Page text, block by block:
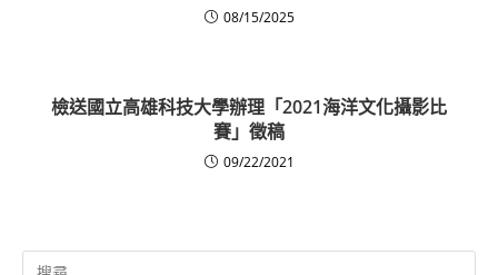
08/15/2025
檢送國立高雄科技大學辦理「2021海洋文化攝影比
賽」徵稿
09/22/2021
Search